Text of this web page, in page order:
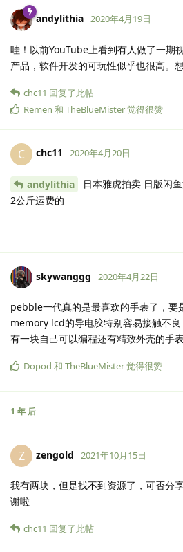
andylithia 2020年4月19日
哇！以前YouTube上看到有人做了一期
产品，软件开发的可玩性似乎也很高。
chc11 回复了此帖
Remen 和 TheBlueMister觉得很赞
C chc11 2020年4月20日
andylithia
日本雅虎拍卖 日版闲
2公斤运费的
skywanggg 2020年4月22日
pebble一代真的是最喜欢的手表了，要
memory lcd的导电胶特别容易接触不
有一块自己可以编程还有精致外壳的手表
Dopod 和 TheBlueMister觉得很赞
1 年 后
Z zengold 2021年10月15日
我有两块，但是找不到资源了，可否分
谢啦
chc11 回复了此帖